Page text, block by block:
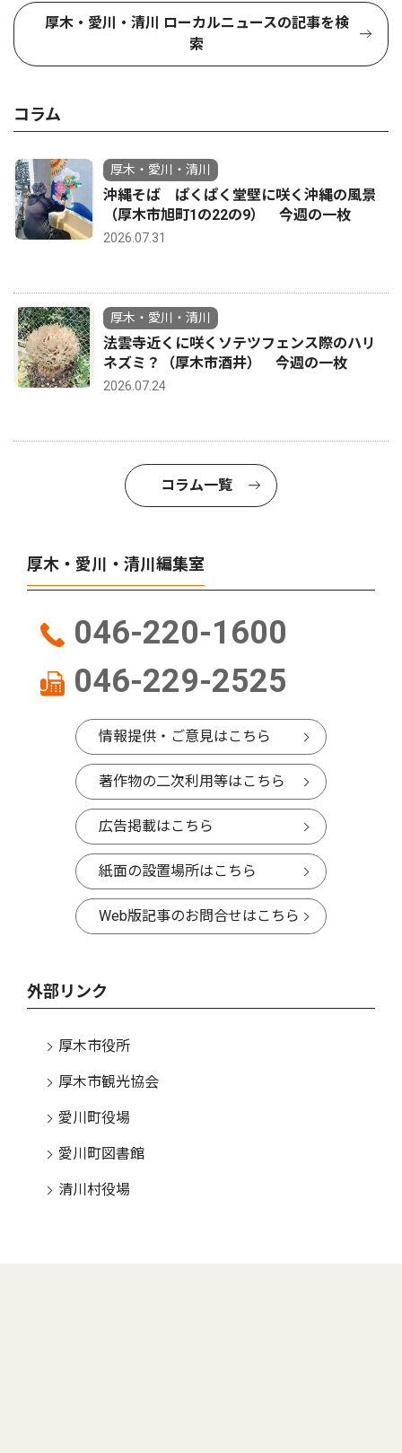
厚木・愛川・清川 ローカルニュースの記事を検
索
コラム
厚木・愛川・清川
沖縄そば ぱくぱく堂壁に咲く沖縄の風景
（厚木市旭町1の22の9） 今週の一枚
2026.07.31
厚木・愛川・清川
法雲寺近くに咲くソテツフェンス際のハリ
ネズミ？（厚木市酒井） 今週の一枚
2026.07.24
コラム一覧
厚木・愛川・清川編集室
046-220-1600
046-229-2525
情報提供・ご意見はこちら
著作物の二次利用等はこちら
広告掲載はこちら
紙面の設置場所はこちら
Web版記事のお問合せはこちら
外部リンク
厚木市役所
厚木市観光協会
愛川町役場
愛川町図書館
清川村役場